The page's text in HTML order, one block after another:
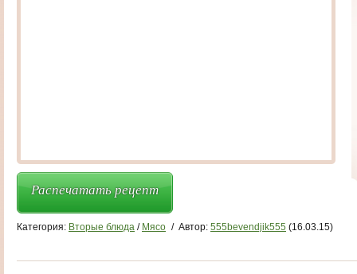
Распечатать рецепт
Категория: Вторые блюда / Мясо / Автор: 555bevendjik555 (16.03.15)